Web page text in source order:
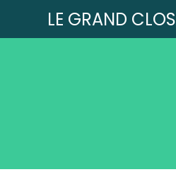
LE GRAND CLOS